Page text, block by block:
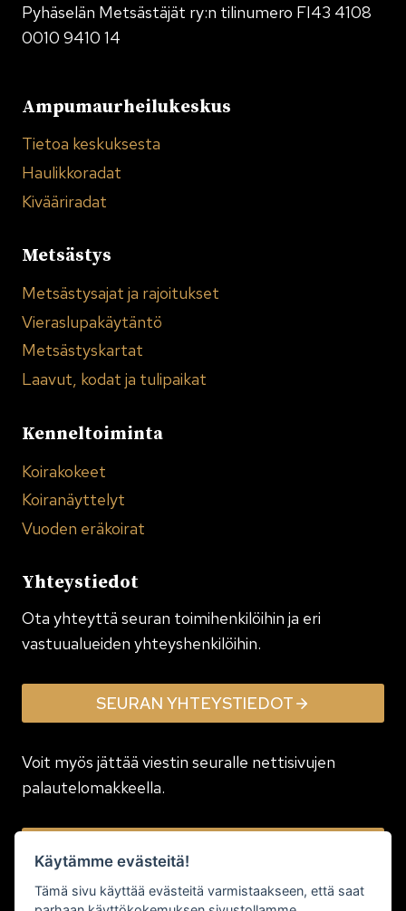
Pyhäselän Metsästäjät ry:n tilinumero FI43 4108
0010 9410 14
Ampumaurheilukeskus
Tietoa keskuksesta
Haulikkoradat
Kivääriradat
Metsästys
Metsästysajat ja rajoitukset
Vieraslupakäytäntö
Metsästyskartat
Laavut, kodat ja tulipaikat
Kenneltoiminta
Koirakokeet
Koiranäyttelyt
Vuoden eräkoirat
Yhteystiedot
Ota yhteyttä seuran toimi­henkilöihin ja eri
vastuualueiden yhteyshenkilöihin.
SEURAN YHTEYSTIEDOT
Voit myös jättää viestin seuralle nettisivujen
palautelomakkeella.
Käytämme evästeitä!
Tämä sivu käyttää evästeitä varmistaakseen, että saat